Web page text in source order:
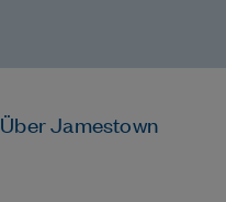
Über Jamestown